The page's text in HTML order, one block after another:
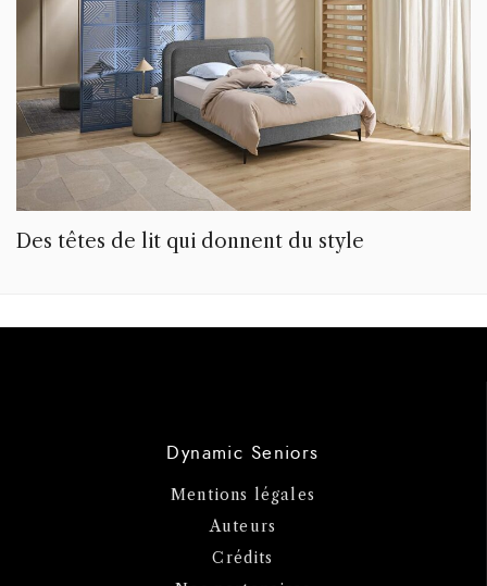
Des têtes de lit qui donnent du style
Dynamic Seniors
Mentions légales
Auteurs
Crédits